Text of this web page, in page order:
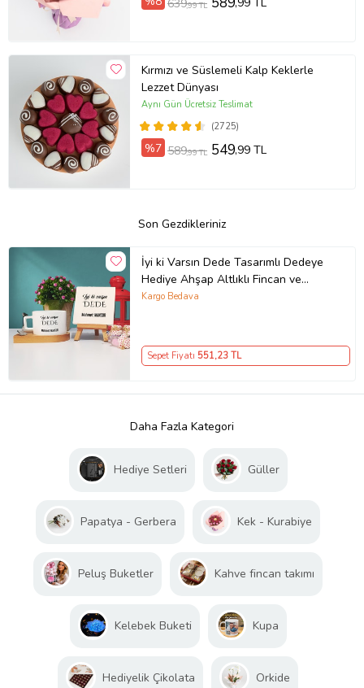
639,99 TL
Kırmızı ve Süslemeli Kalp Keklerle
Lezzet Dünyası
(2725)
Aynı Gün Ücretsiz Teslimat
%7 589,99 TL 549,99 TL
Son Gezdikleriniz
İyi ki Varsın Dede Tasarımlı Dedeye
Hediye Ahşap Altlıklı Fincan ve
Dekoratif Taş Baskı Hediye Seti
Kargo Bedava
Sepet Fiyatı 551,23 TL
Daha Fazla Kategori
Hediye Setleri Güller
Papatya - Gerbera Kek - Kurabiye
Peluş Buketler Kahve fincan takımı
Kelebek Buketi Kupa
Hediyelik Çikolata Orkide